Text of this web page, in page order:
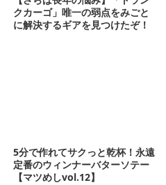
クカーゴ」唯一の弱点をみごと
に解決するギアを見つけたぞ！
5分で作れてサクっと乾杯！永遠
定番のウィンナーバターソテー
【マツめしvol.12】